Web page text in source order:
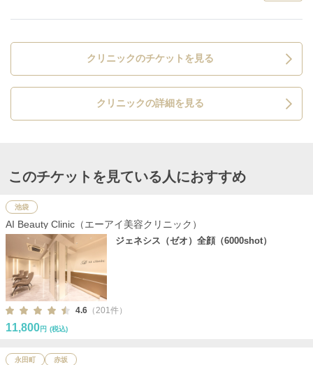
クリニックのチケットを見る
クリニックの詳細を見る
このチケットを見ている人におすすめ
池袋
AI Beauty Clinic（エーアイ美容クリニック）
ジェネシス（ゼオ）全顔（6000shot）
4.6 （201件）
11,800円 (税込)
永田町 赤坂